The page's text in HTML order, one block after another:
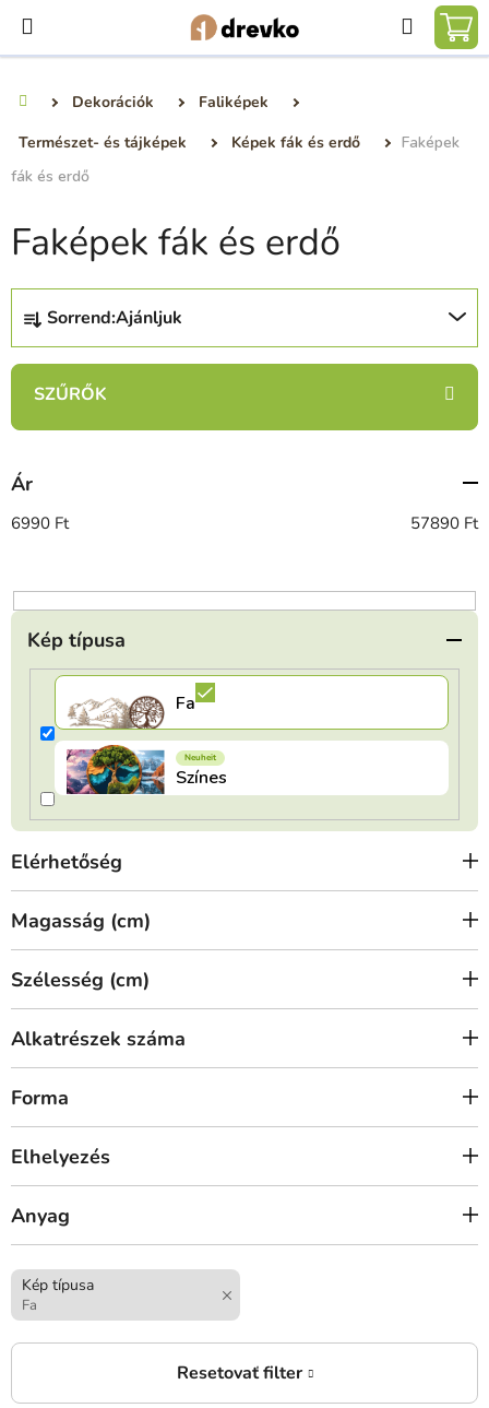
fő
Dekorációk
Faliképek
Természet- és tájképek
Képek fák és erdő
Faképek
fák és erdő
Faképek fák és erdő
T
r
é
e
k
r
n
d
Sorrend:Ajánljuk
Ár
6990 Ft 57890 Ft
Kép típusa
Elérhetőség
Magasság (cm)
Szélesség (cm)
Alkatrészek száma
Forma
Elhelyezés
Anyag
Kép típusa
Fa